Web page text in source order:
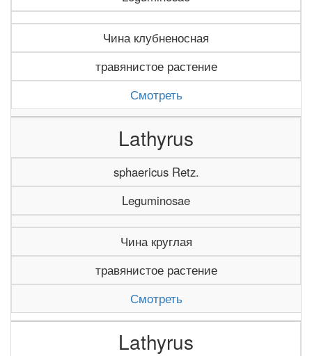
Чина клубненосная
травянистое растение
Смотреть
Lathyrus
sphaericus Retz.
Leguminosae
Чина круглая
травянистое растение
Смотреть
Lathyrus